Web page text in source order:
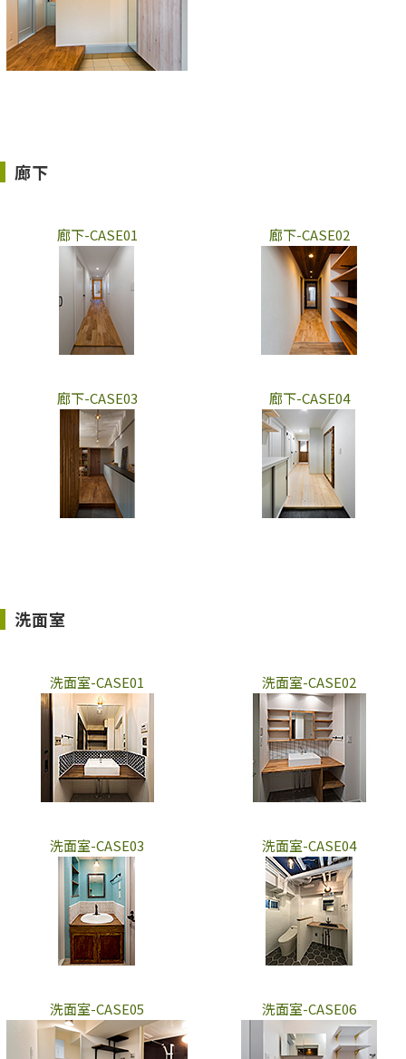
廊下
廊下-CASE01 廊下-CASE02
廊下-CASE03 廊下-CASE04
洗面室
洗面室-CASE01 洗面室-CASE02
洗面室-CASE03 洗面室-CASE04
洗面室-CASE05 洗面室-CASE06